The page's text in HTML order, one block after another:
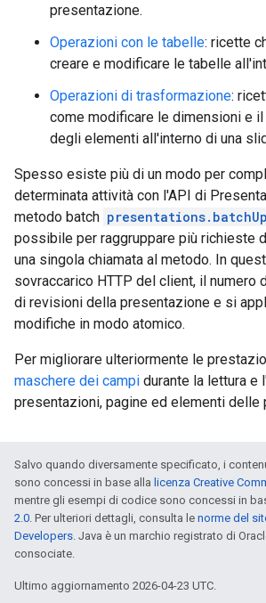
presentazione.
Operazioni con le tabelle: ricette
creare e modificare le tabelle
Operazioni di trasformazione:
come modificare le dimensioni e
degli elementi all'interno di una
Spesso esiste più di un modo per
determinata attività con l'API di
metodo batch
possibile per raggruppare più richieste
una singola chiamata al metodo. In
sovraccarico HTTP del client, il numero
di revisioni della presentazione e si
modifiche in modo atomico.
Per migliorare ulteriormente le
maschere dei campi durante la lettura e
presentazioni, pagine ed elementi delle
Salvo quando diversamente specificato, i
sono concessi in base alla licenza Creative
mentre gli esempi di codice sono concessi in
2.0 . Per ulteriori dettagli, consulta le norme del
Developers . Java è un marchio registrato di
consociate.
Ultimo aggiornamento 2026-04-23 UTC.